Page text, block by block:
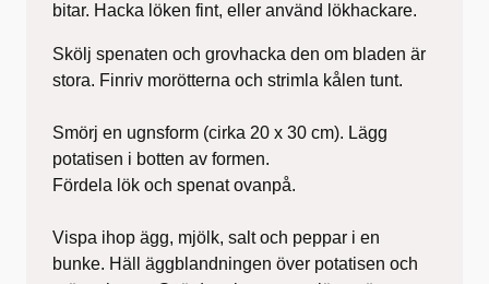
bitar. Hacka löken fint, eller använd lökhackare.
Skölj spenaten och grovhacka den om bladen är
stora. Finriv morötterna och strimla kålen tunt.
Smörj en ugnsform (cirka 20 x 30 cm). Lägg
potatisen i botten av formen.
Fördela lök och spenat ovanpå.
Vispa ihop ägg, mjölk, salt och peppar i en
bunke. Häll äggblandningen över potatisen och